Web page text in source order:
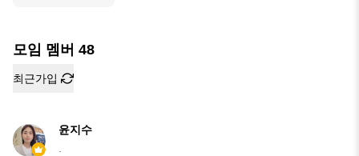
모임 멤버 48
최근가입
윤지수
.